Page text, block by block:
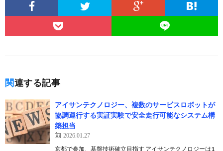
関連する記事
アイサンテクノロジー、複数のサービスロボットが
協調運行する実証実験で安全走行可能なシステム構
築担当
2026.01.27
京都で参加、基盤技術確立目指す アイサンテクノロジーは1